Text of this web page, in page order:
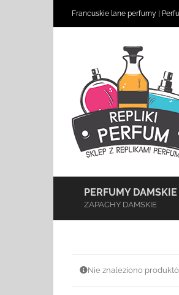
Francuskie lane perfumy
PERFUMY DAMSKIE
ZAPACHY DAMSKIE
Nie znaleziono